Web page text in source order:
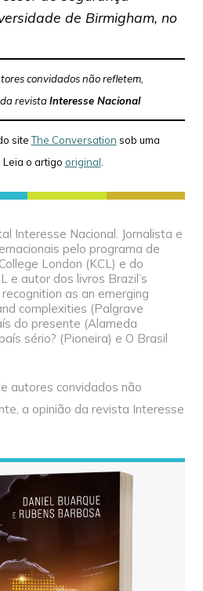
de Birmigham, no
convidados não refletem,
revistaInteresse Nacional
siteThe Conversation sob uma
Leia o artigo original
Interesse Nacional. Jornalista e
pelo programa de
London (KCL) e do
e autor dos livros Brazil’s
as an emerging
complexities (Palgrave
do presente (Alameda
sério? (Pioneira) e O Brasil
autores convidados não
a opinião da revista Interesse